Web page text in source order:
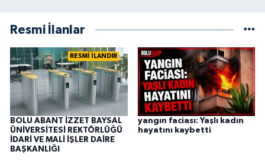
Resmi İlanlar
RESMİ İLANDIR
BOLU ABANT İZZET BAYSAL
ÜNİVERSİTESİ REKTÖRLÜĞÜ
İDARİ VE MALİ İŞLER DAİRE
BAŞKANLIĞI
yangın faciası: Yaşlı kadın
hayatını kaybetti